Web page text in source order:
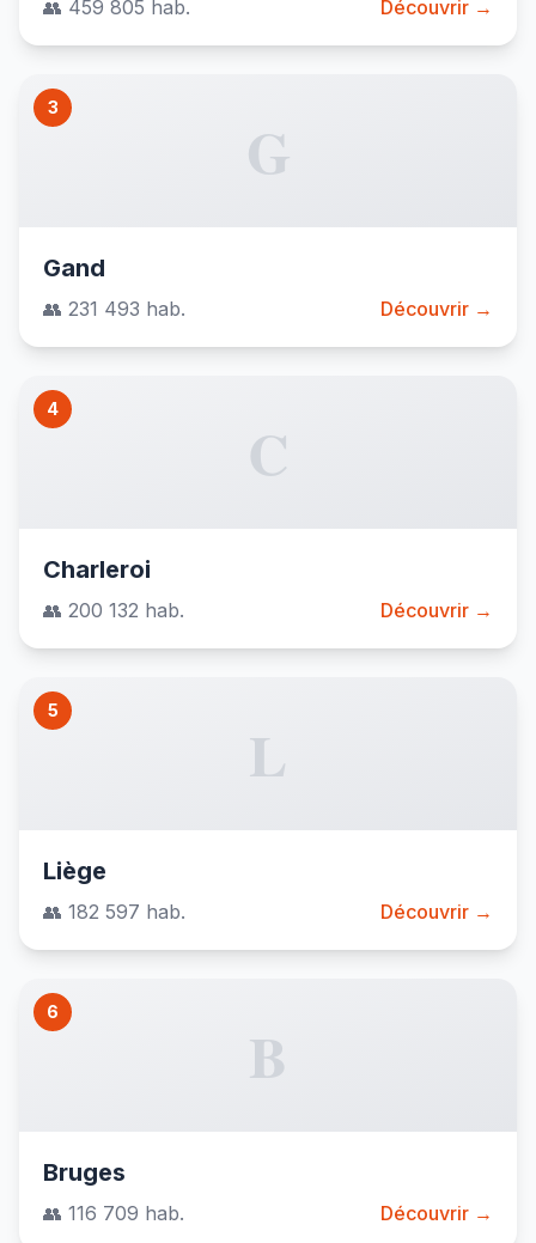
👥 459 805 hab. Découvrir →
3
G
Gand
👥 231 493 hab. Découvrir →
4
C
Charleroi
👥 200 132 hab. Découvrir →
5
L
Liège
👥 182 597 hab. Découvrir →
6
B
Bruges
👥 116 709 hab. Découvrir →